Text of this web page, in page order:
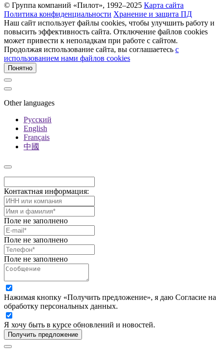
© Группа компаний «Пилот», 1992–2025 Карта сайта
Политика конфиденциальности Хранение и защита ПД
Наш сайт использует файлы cookies, чтобы улучшить работу и
повысить эффективность сайта. Отключение файлов cookies
может привести к неполадкам при работе с сайтом.
Продолжая использование сайта, вы соглашаетесь c
использованием нами файлов cookies
Понятно
Other languages
Русский
English
Français
中國
Контактная информация:
Поле не заполнено
Поле не заполнено
Поле не заполнено
Нажимая кнопку «Получить предложение», я даю Согласие на
обработку персональных данных.
Я хочу быть в курсе обновлений и новостей.
Получить предложение